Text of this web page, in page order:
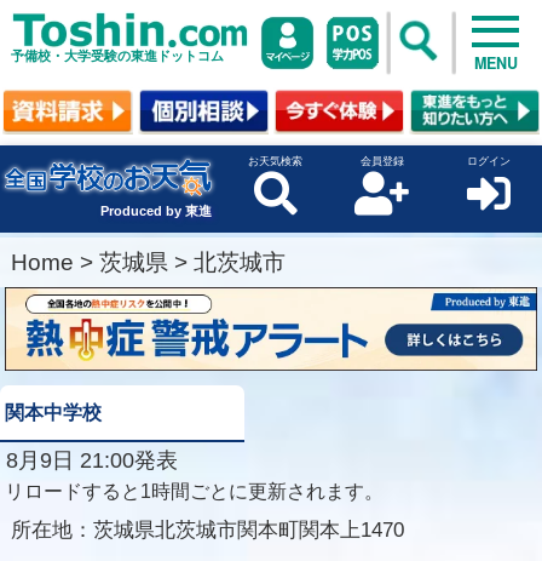
予備校・大学受験の東進ドットコム MENU
Produced by 東進
お天気検索 会員登録 ログイン
Home > 茨城県 > 北茨城市
関本中学校
8月9日 21:00発表
リロードすると1時間ごとに更新されます。
所在地： 茨城県北茨城市関本町関本上1470